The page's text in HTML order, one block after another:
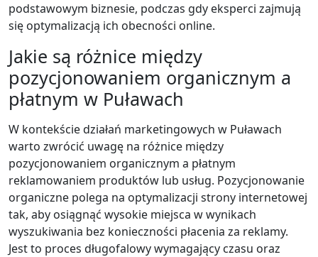
podstawowym biznesie, podczas gdy eksperci zajmują
się optymalizacją ich obecności online.
Jakie są różnice między
pozycjonowaniem organicznym a
płatnym w Puławach
W kontekście działań marketingowych w Puławach
warto zwrócić uwagę na różnice między
pozycjonowaniem organicznym a płatnym
reklamowaniem produktów lub usług. Pozycjonowanie
organiczne polega na optymalizacji strony internetowej
tak, aby osiągnąć wysokie miejsca w wynikach
wyszukiwania bez konieczności płacenia za reklamy.
Jest to proces długofalowy wymagający czasu oraz